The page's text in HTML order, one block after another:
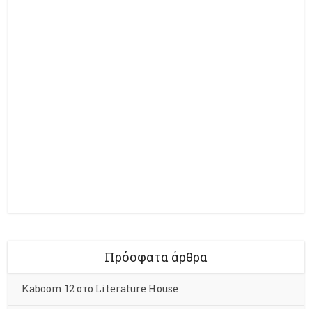
Πρόσφατα άρθρα
Kaboom 12 στο Literature House